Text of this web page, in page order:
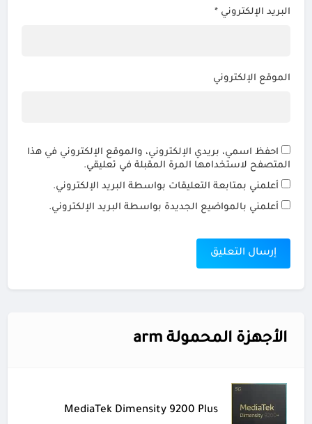
البريد الإلكتروني *
الموقع الإلكتروني
احفظ اسمي، بريدي الإلكتروني، والموقع الإلكتروني في هذا
المتصفح لاستخدامها المرة المقبلة في تعليقي.
أعلمني بمتابعة التعليقات بواسطة البريد الإلكتروني.
أعلمني بالمواضيع الجديدة بواسطة البريد الإلكتروني.
الأجهزة المحمولة arm
MediaTek Dimensity 9200 Plus